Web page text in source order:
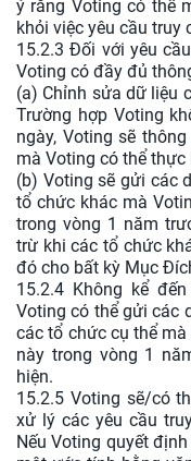
ý rằng Voting có thể
khỏi việc yêu cầu truy
15.2.3 Đối với yêu
Voting có đầy đủ
(a) Chỉnh sửa dữ liệu
Trường hợp Voting
ngày, Voting sẽ
mà Voting có thể thực
(b) Voting sẽ gửi các
tổ chức khác mà
trong vòng 1 năm
trừ khi các tổ chức
đó cho bất kỳ Mục
15.2.4 Không kể
Voting có thể gửi các
các tổ chức cụ thể
này trong vòng 1
hiện.
15.2.5 Voting sẽ/có
xử lý các yêu cầu
Nếu Voting quyết